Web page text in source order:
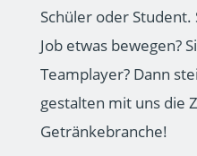
Schüler oder
Job etwas bewegen?
Teamplayer? Dann
gestalten mit uns die
Getränkebranche!